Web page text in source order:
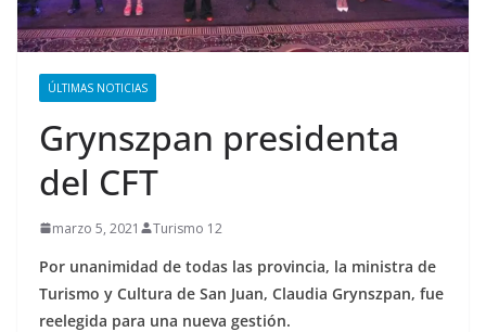
ÚLTIMAS NOTICIAS
Grynszpan presidenta
del CFT
marzo 5, 2021 Turismo 12
Por unanimidad de todas las provincia, la ministra de
Turismo y Cultura de San Juan, Claudia Grynszpan, fue
reelegida para una nueva gestión.